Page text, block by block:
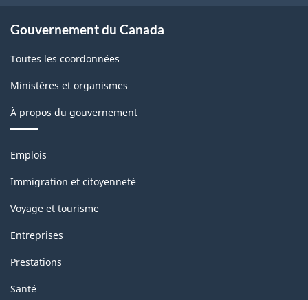
Gouvernement du Canada
Toutes les coordonnées
Ministères et organismes
À propos du gouvernement
Thèmes
sujets
Emplois
Immigration et citoyenneté
Voyage et tourisme
Entreprises
Prestations
Santé